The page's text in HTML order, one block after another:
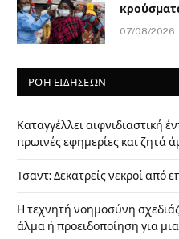
07/08/2026
ΡΟΗ ΕΙΔΗΣΕΩΝ
Καταγγέλλει αιφνιδιαστική
πρωινές εφημερίες και
Τσαντ: Δεκατρείς νεκροί από
Η τεχνητή νοημοσύνη
άλμα ή προειδοποίηση για